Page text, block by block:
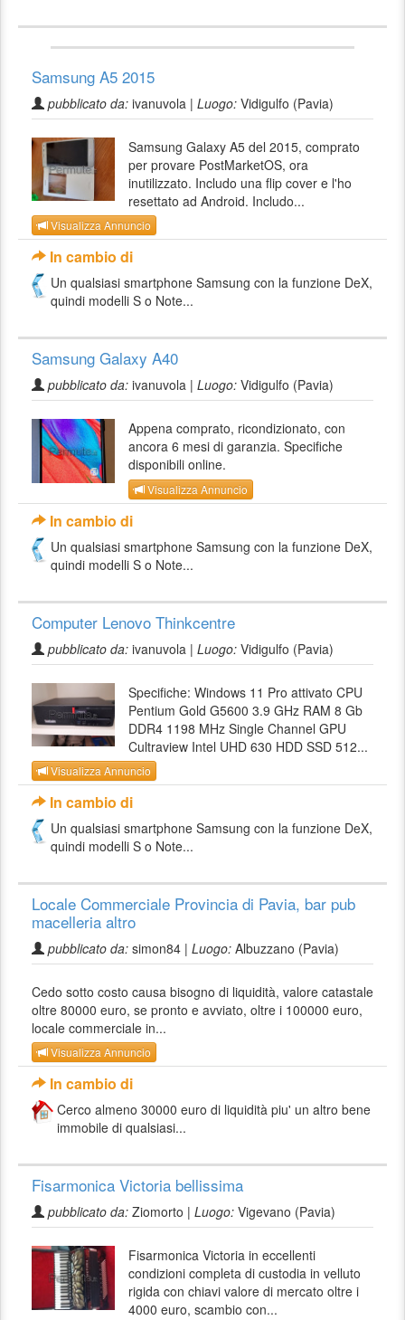
Samsung A5 2015
pubblicato da: ivanuvola | Luogo: Vidigulfo (Pavia)
Samsung Galaxy A5 del 2015, comprato
per provare PostMarketOS, ora
inutilizzato. Includo una flip cover e l'ho
resettato ad Android. Includo...
Visualizza Annuncio
In cambio di
Un qualsiasi smartphone Samsung con la funzione DeX,
quindi modelli S o Note...
Samsung Galaxy A40
pubblicato da: ivanuvola | Luogo: Vidigulfo (Pavia)
Appena comprato, ricondizionato, con
ancora 6 mesi di garanzia. Specifiche
disponibili online.
Visualizza Annuncio
In cambio di
Un qualsiasi smartphone Samsung con la funzione DeX,
quindi modelli S o Note...
Computer Lenovo Thinkcentre
pubblicato da: ivanuvola | Luogo: Vidigulfo (Pavia)
Specifiche: Windows 11 Pro attivato CPU
Pentium Gold G5600 3.9 GHz RAM 8 Gb
DDR4 1198 MHz Single Channel GPU
Cultraview Intel UHD 630 HDD SSD 512...
Visualizza Annuncio
In cambio di
Un qualsiasi smartphone Samsung con la funzione DeX,
quindi modelli S o Note...
Locale Commerciale Provincia di Pavia, bar pub
macelleria altro
pubblicato da: simon84 | Luogo: Albuzzano (Pavia)
Cedo sotto costo causa bisogno di liquidità, valore catastale
oltre 80000 euro, se pronto e avviato, oltre i 100000 euro,
locale commerciale in...
Visualizza Annuncio
In cambio di
Cerco almeno 30000 euro di liquidità piu' un altro bene
immobile di qualsiasi...
Fisarmonica Victoria bellissima
pubblicato da: Ziomorto | Luogo: Vigevano (Pavia)
Fisarmonica Victoria in eccellenti
condizioni completa di custodia in velluto
rigida con chiavi valore di mercato oltre i
4000 euro, scambio con...